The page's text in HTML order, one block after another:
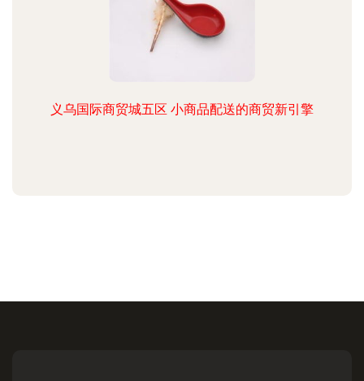
义乌国际商贸城五区 小商品配送的商贸新引擎